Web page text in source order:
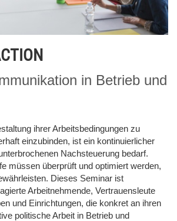
in Betrieb und
ihrer Arbeitsbedingungen zu
einzubinden, ist ein kontinuierlicher
Nachsteuerung bedarf.
müssen überprüft und optimiert werden,
Dieses Seminar ist
Arbeitnehmende, Vertrauensleute
und Einrichtungen, die konkret an ihren
politische Arbeit in Betrieb und